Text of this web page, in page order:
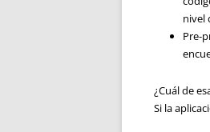
nivel
Pre-
¿Cuál de
Si la